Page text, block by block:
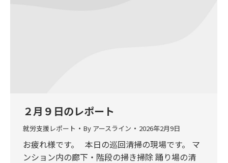
２月９日のレポート
就労支援レポート By アースライン 2026年2月9日
お疲れ様です。 本日の巡回清掃の現場です。 マ
ンション内の廊下・階段の掃き掃除 踊り場の清